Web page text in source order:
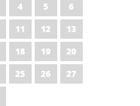
4 5
6
11 12
13
18 19
20
25 26
27